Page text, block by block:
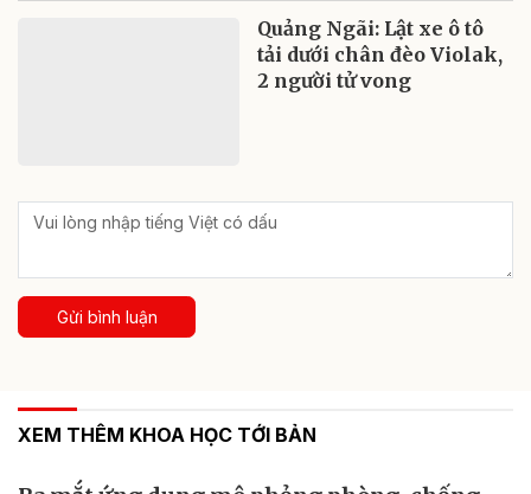
Quảng Ngãi: Lật xe ô tô
tải dưới chân đèo Violak,
2 người tử vong
Gửi bình luận
XEM THÊM KHOA HỌC TỚI BẢN